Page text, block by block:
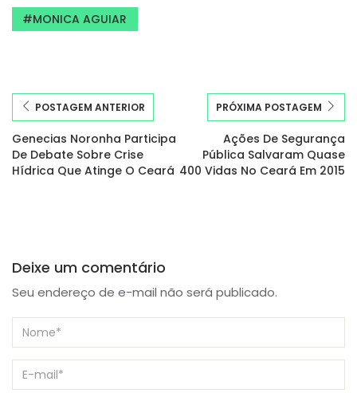
MONICA AGUIAR
POSTAGEM ANTERIOR
Genecias Noronha Participa
De Debate Sobre Crise
Hídrica Que Atinge O Ceará
PRÓXIMA POSTAGEM
Ações De Segurança
Pública Salvaram Quase
400 Vidas No Ceará Em 2015
Deixe um comentário
Seu endereço de e-mail não será publicado.